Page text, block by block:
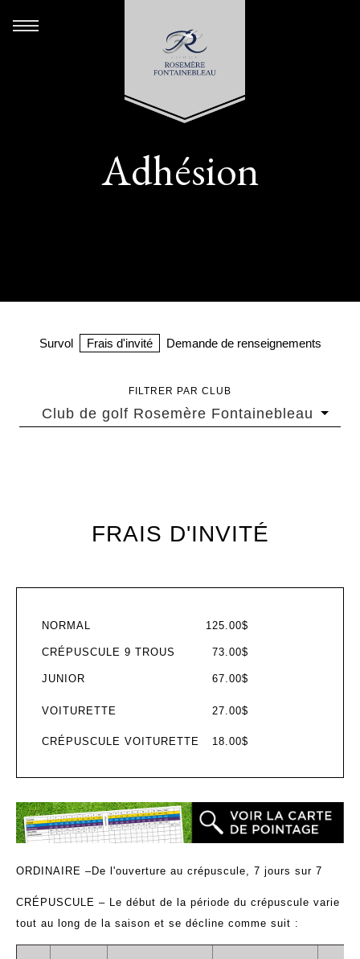
Adhésion
Survol Frais d'invité Demande de renseignements
Club de golf Rosemère Fontainebleau
FILTRER PAR CLUB
FRAIS D'INVITÉ
NORMAL 125.00$
CRÉPUSCULE 9 TROUS 73.00$
JUNIOR 67.00$
VOITURETTE 27.00$
CRÉPUSCULE VOITURETTE 18.00$
ORDINAIRE –De l'ouverture au crépuscule, 7 jours sur 7
CRÉPUSCULE – Le début de la période du crépuscule varie
tout au long de la saison et se décline comme suit :